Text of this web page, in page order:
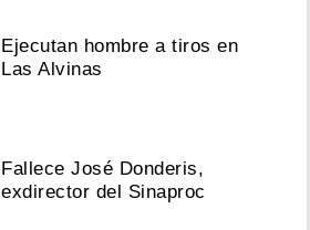
Ejecutan hombre a tiros en
Las Alvinas
Fallece José Donderis,
exdirector del Sinaproc